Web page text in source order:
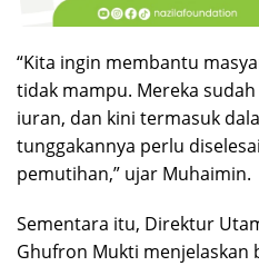
“Kita ingin membantu
tidak mampu. Mereka
iuran, dan kini termasuk
tunggakannya perlu
pemutihan,” ujar Muhaimin.
Sementara itu, Direktur
Ghufron Mukti menjelaskan